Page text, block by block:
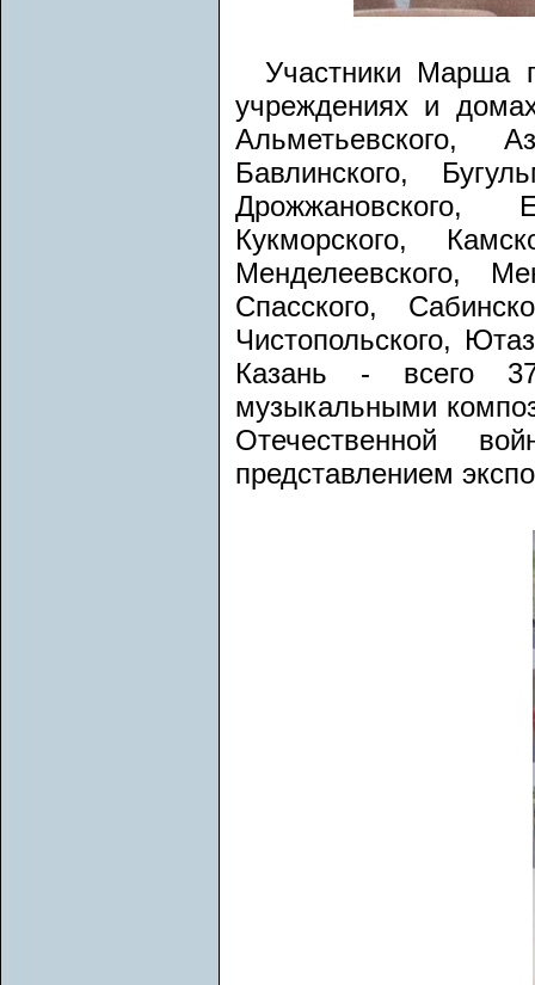
Участники Марша
учреждениях и
Альметьевского,
Бавлинского,
Дрожжановского,
Кукморского,
Менделеевского,
Спасского,
Чистопольского,
Казань - всего
музыкальными
Отечественной
представлением